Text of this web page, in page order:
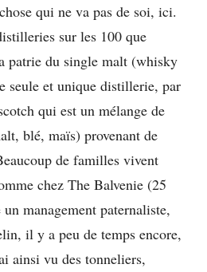
qui ne va pas de soi, ici.
sur les 100 que
patrie du single malt (whisky
seule et unique distillerie, par
qui est un mélange de
blé, maïs) provenant de
de familles vivent
chez The Balvenie (25
management paternaliste,
il y a peu de temps encore,
ainsi vu des tonneliers,